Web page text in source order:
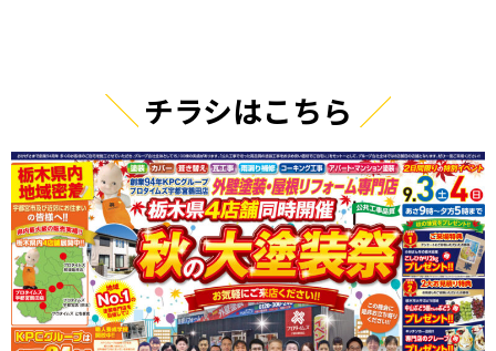
チラシはこちら